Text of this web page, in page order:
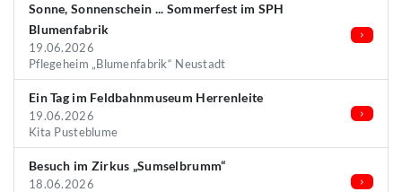
Sonne, Sonnenschein ... Sommerfest im SPH
Blumenfabrik
19.06.2026
Pflegeheim „Blumenfabrik“ Neustadt
Ein Tag im Feldbahnmuseum Herrenleite
19.06.2026
Kita Pusteblume
Besuch im Zirkus „Sumselbrumm“
18.06.2026